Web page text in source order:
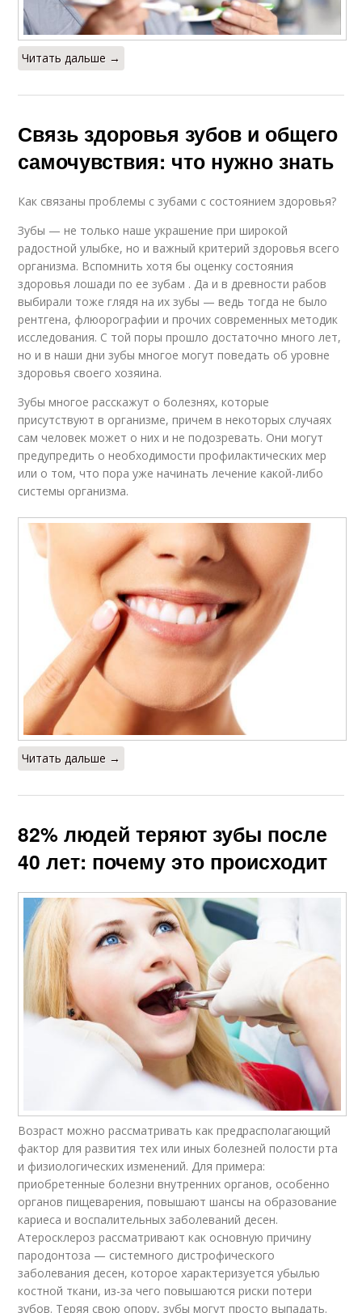
Читать дальше →
Связь здоровья зубов и общего
самочувствия: что нужно знать
Как связаны проблемы с зубами с состоянием здоровья?
Зубы — не только наше украшение при широкой
радостной улыбке, но и важный критерий здоровья всего
организма. Вспомнить хотя бы оценку состояния
здоровья лошади по ее зубам . Да и в древности рабов
выбирали тоже глядя на их зубы — ведь тогда не было
рентгена, флюорографии и прочих современных методик
исследования. С той поры прошло достаточно много лет,
но и в наши дни зубы многое могут поведать об уровне
здоровья своего хозяина.
Зубы многое расскажут о болезнях, которые
присутствуют в организме, причем в некоторых случаях
сам человек может о них и не подозревать. Они могут
предупредить о необходимости профилактических мер
или о том, что пора уже начинать лечение какой-либо
системы организма.
Читать дальше →
82% людей теряют зубы после
40 лет: почему это происходит
Возраст можно рассматривать как предрасполагающий
фактор для развития тех или иных болезней полости рта
и физиологических изменений. Для примера:
приобретенные болезни внутренних органов, особенно
органов пищеварения, повышают шансы на образование
кариеса и воспалительных заболеваний десен.
Атеросклероз рассматривают как основную причину
пародонтоза — системного дистрофического
заболевания десен, которое характеризуется убылью
костной ткани, из-за чего повышаются риски потери
зубов. Теряя свою опору, зубы могут просто выпадать.